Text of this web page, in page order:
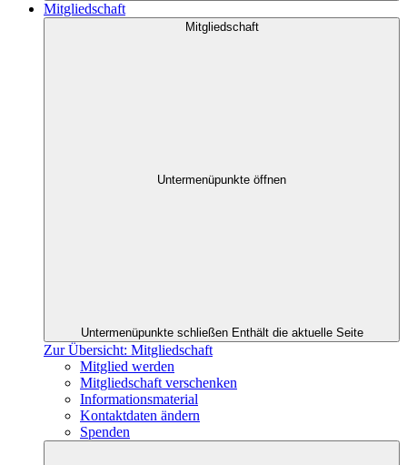
Mitgliedschaft
Mitgliedschaft
Untermenüpunkte öffnen
Untermenüpunkte schließen Enthält die aktuelle Seite
Zur Übersicht: Mitgliedschaft
Mitglied werden
Mitgliedschaft verschenken
Informationsmaterial
Kontaktdaten ändern
Spenden